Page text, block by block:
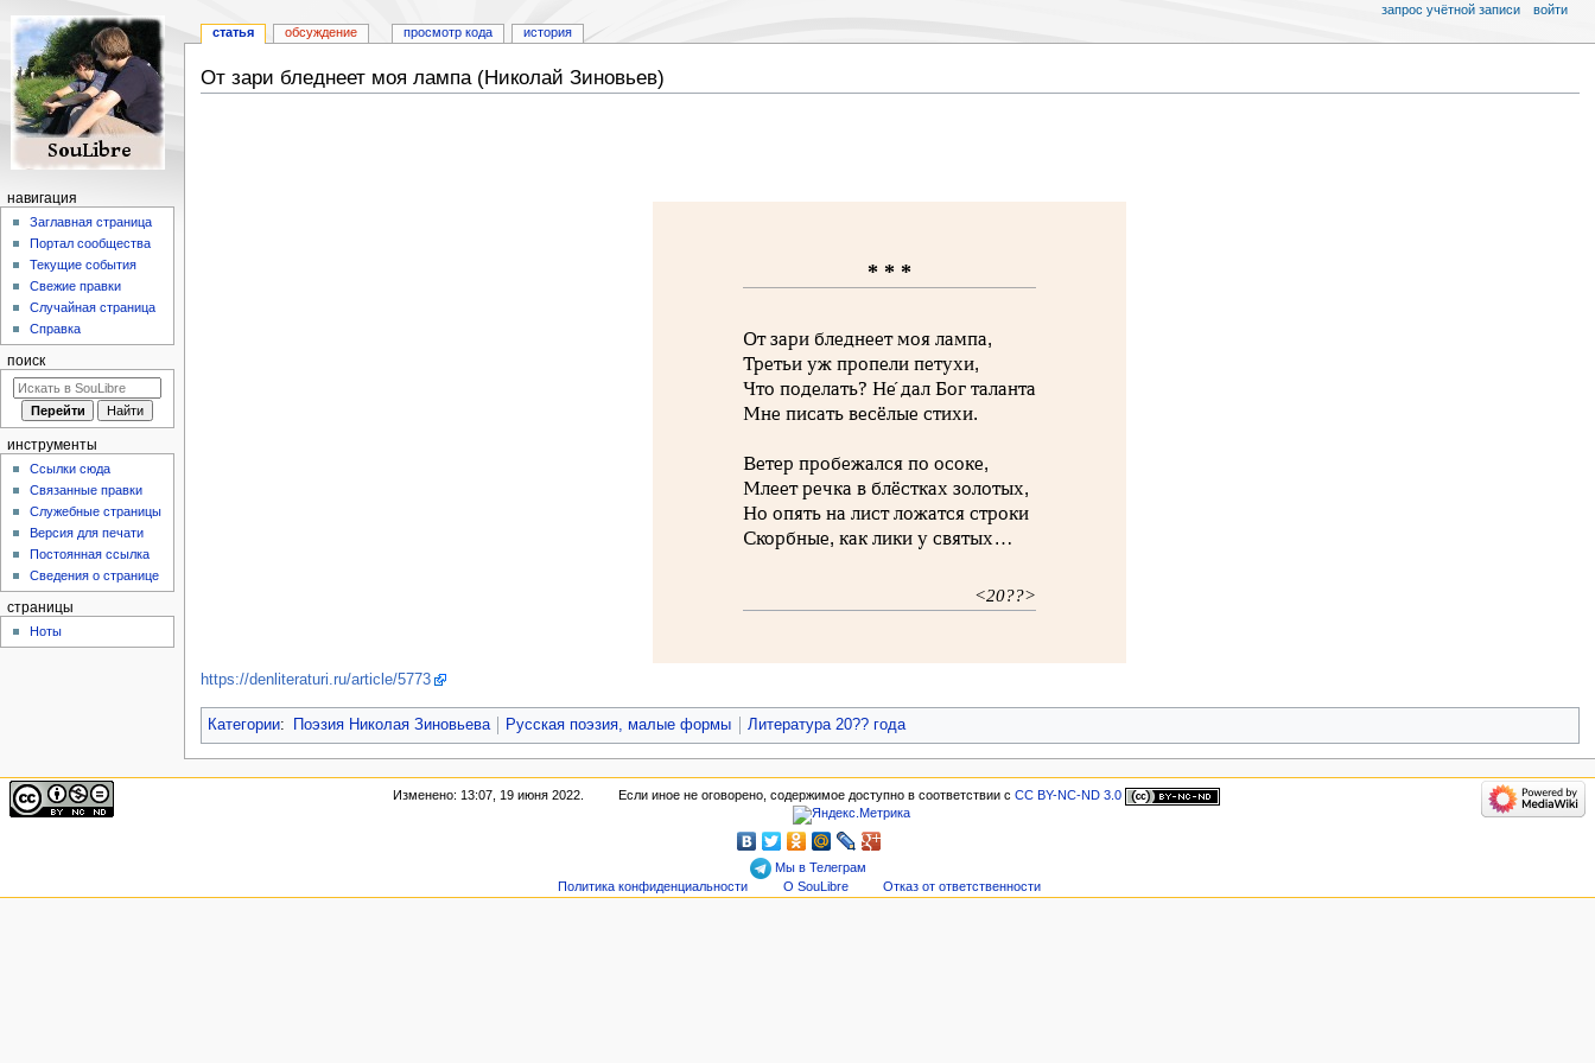
От зари бледнеет моя лампа (Николай Зиновьев)
* * *
От зари бледнеет моя лампа,
Третьи уж пропели петухи,
Что поделать? Не́ дал Бог таланта
Мне писать весёлые стихи.
Ветер пробежался по осоке,
Млеет речка в блёстках золотых,
Но опять на лист ложатся строки
Скорбные, как лики у святых…
<20??>
https://denliteraturi.ru/article/5773
Категории: Поэзия Николая Зиновьева Русская поэзия, малые формы Литература 20?? года
статья обсуждение просмотр кода история
запрос учётной записи войти
навигация
Заглавная страница
Портал сообщества
Текущие события
Свежие правки
Случайная страница
Справка
поиск
инструменты
Ссылки сюда
Связанные правки
Служебные страницы
Версия для печати
Постоянная ссылка
Сведения о странице
страницы
Ноты
Изменено: 13:07, 19 июня 2022. Если иное не оговорено, содержимое доступно в соответствии сCC BY-NC-ND 3.0
Мы в Телеграм
Политика конфиденциальности
О SouLibre Отказ от ответственности